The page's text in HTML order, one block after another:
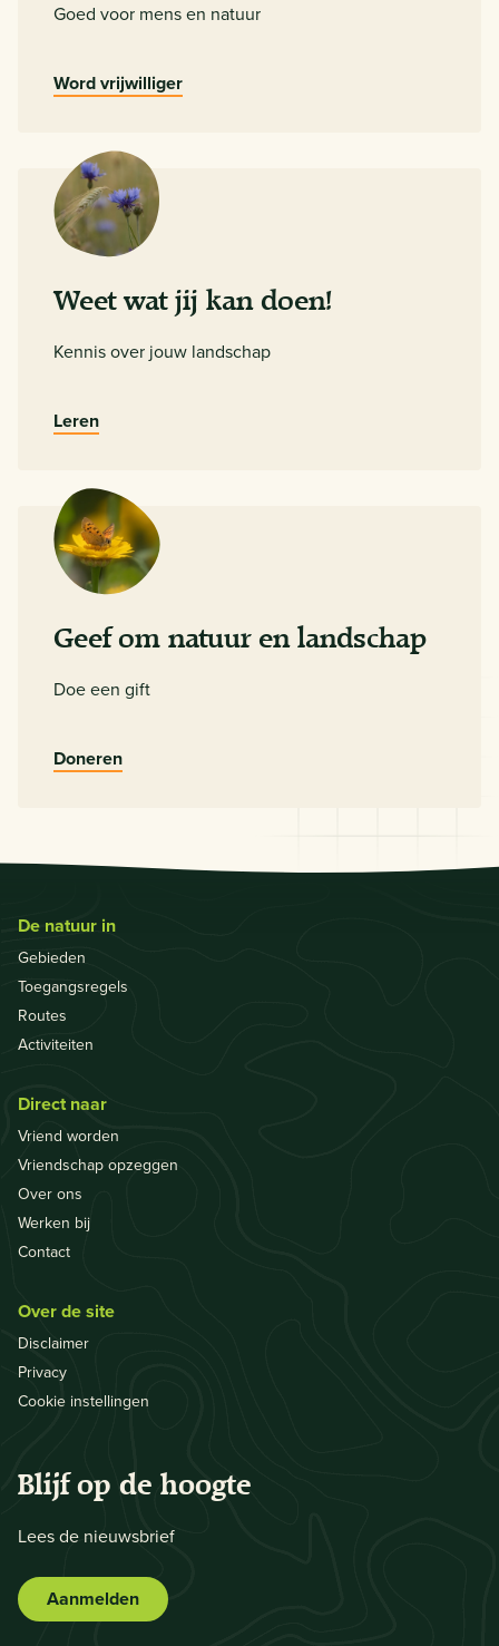
Goed voor mens en natuur
Word vrijwilliger
Weet wat jij kan doen!
Kennis over jouw landschap
Leren
Geef om natuur en landschap
Doe een gift
Doneren
De natuur in
Gebieden
Toegangsregels
Routes
Activiteiten
Direct naar
Vriend worden
Vriendschap opzeggen
Over ons
Werken bij
Contact
Over de site
Disclaimer
Privacy
Cookie instellingen
Blijf op de hoogte
Lees de nieuwsbrief
Aanmelden